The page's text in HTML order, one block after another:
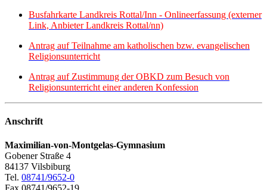
Busfahrkarte Landkreis Rottal/Inn - Onlineerfassung (externer
Link, Anbieter Landkreis Rottal/nn)
Antrag auf Teilnahme am katholischen bzw. evangelischen
Religionsunterricht
Antrag auf Zustimmung der OBKD zum Besuch von
Religionsunterricht einer anderen Konfession
Anschrift
Maximilian-von-Montgelas-Gymnasium
Gobener Straße 4
84137 Vilsbiburg
Tel. 08741/9652-0
Fax 08741/9652-19